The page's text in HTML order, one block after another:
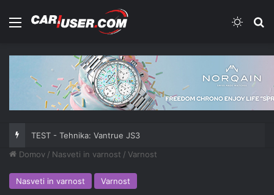
Meni
TEST - Tehnika: Vantrue JS3
Domov / Nasveti in varnost / Varnost
Nasveti in varnost Varnost